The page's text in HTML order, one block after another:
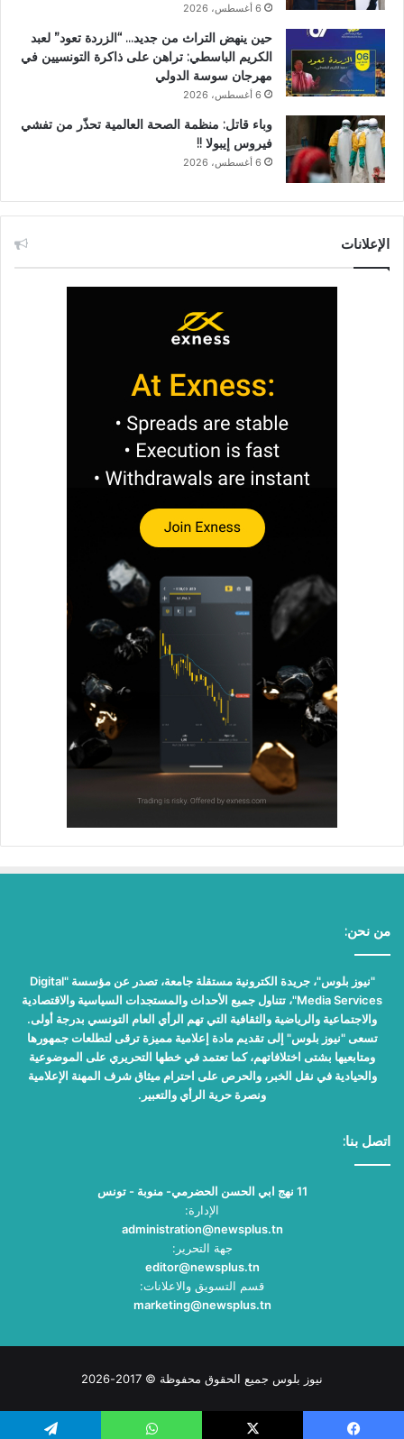
6 أغسطس، 2026
حين ينهض التراث من جديد… “الزردة تعود” لعبد
الكريم الباسطي: تراهن على ذاكرة التونسيين في
مهرجان سوسة الدولي
6 أغسطس، 2026
وباء قاتل: منظمة الصحة العالمية تحذّر من تفشي
فيروس إيبولا !!
6 أغسطس، 2026
الإعلانات
من نحن:
"نيوز بلوس"، جريدة الكترونية مستقلة جامعة، تصدر عن مؤسسة "Digital
Media Services"، تتناول جميع الأحداث والمستجدات السياسية والاقتصادية
والاجتماعية والرياضية والثقافية التي تهم الرأي العام التونسي بدرجة أولى.
تسعى "نيوز بلوس" إلى تقديم مادة إعلامية مميزة ترقى لتطلعات جمهورها
ومتابعيها بشتى اختلافاتهم، كما تعتمد في خطها التحريري على الموضوعية
والحيادية في نقل الخبر، والحرص على احترام ميثاق شرف المهنة الإعلامية
ونصرة حرية الرأي والتعبير.
اتصل بنا:
11 نهج ابي الحسن الحضرمي- منوبة - تونس
الإدارة:
administration@newsplus.tn
جهة التحرير:
editor@newsplus.tn
قسم التسويق والاعلانات:
marketing@newsplus.tn
نيوز بلوس جميع الحقوق محفوظة © 2017-2026